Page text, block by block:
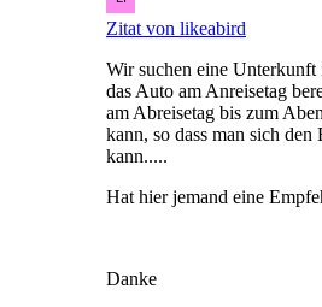
Zitat von likeabird
Wir suchen eine Unterkunft
das Auto am Anreisetag
am Abreisetag bis zum
kann, so dass man sich den
kann.....
Hat hier jemand eine
Danke